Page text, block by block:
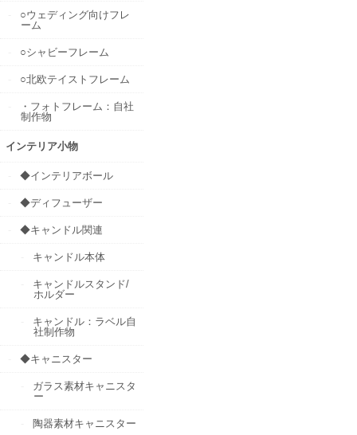
○ウェディング向けフレ
ーム
○シャビーフレーム
○北欧テイストフレーム
・フォトフレーム：自社
制作物
インテリア小物
◆インテリアボール
◆ディフューザー
◆キャンドル関連
キャンドル本体
キャンドルスタンド/
ホルダー
キャンドル：ラベル自
社制作物
◆キャニスター
ガラス素材キャニスタ
ー
陶器素材キャニスター